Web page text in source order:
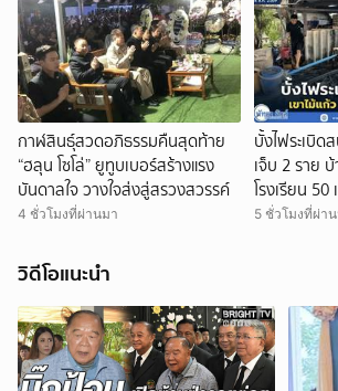
กาฬสินธุ์สวดอภิธรรมคืนสุดท้าย
“ฮลุน โซโล่” ยูทูบเบอร์สร้างแรง
บันดาลใจ วางใจส่งสู่สรวงสวรรค์
4 ชั่วโมงที่ผ่านมา
บั้งไฟระเบิด
เจ็บ 2 ราย
โรงเรียน 50
5 ชั่วโมงที่ผ่า
วิดีโอแนะนำ